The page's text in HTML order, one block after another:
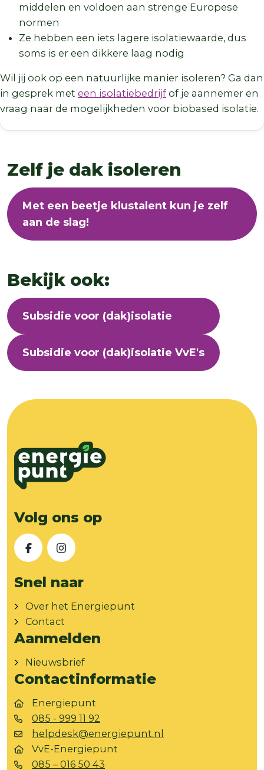
middelen en voldoen aan strenge Europese
normen
Ze hebben een iets lagere isolatiewaarde, dus
soms is er een dikkere laag nodig
Wil jij ook op een natuurlijke manier isoleren? Ga dan
in gesprek met een isolatiebedrijf of je aannemer en
vraag naar de mogelijkheden voor biobased isolatie.
Zelf je dak isoleren
Met een beetje klustalent kun je zelf
aan de slag!
Bekijk ook:
Subsidie voor (dak)isolatie
Subsidie voor (dak)isolatie VvE's
Volg ons op
FacebookInstagram
Snel naar
Over het Energiepunt
Contact
Aanmelden
Nieuwsbrief
Contactinformatie
Energiepunt
085 - 999 11 92
helpdesk@energiepunt.nl
VvE-Energiepunt
085 – 016 50 43